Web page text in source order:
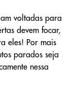
voltadas para
devem focar,
eles! Por mais
parados seja
nessa